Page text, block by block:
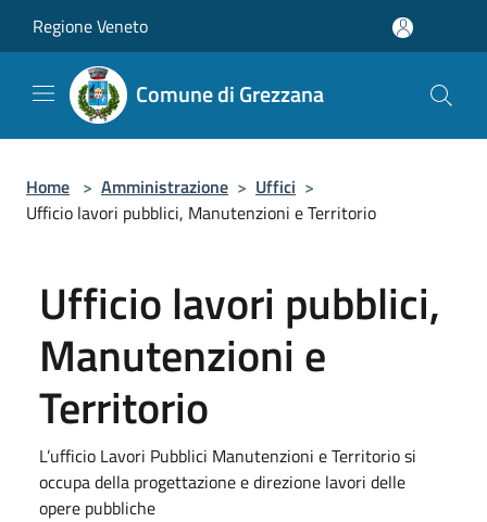
Regione Veneto
Comune di Grezzana
Home > Amministrazione > Uffici >
Ufficio lavori pubblici, Manutenzioni e Territorio
Ufficio lavori pubblici,
Manutenzioni e
Territorio
L’ufficio Lavori Pubblici Manutenzioni e Territorio si
occupa della progettazione e direzione lavori delle
opere pubbliche